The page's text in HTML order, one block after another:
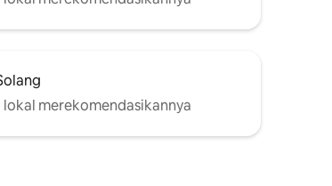
lokal merekomendasikannya